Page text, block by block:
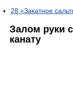
28 «Закатное
Залом руки
канату